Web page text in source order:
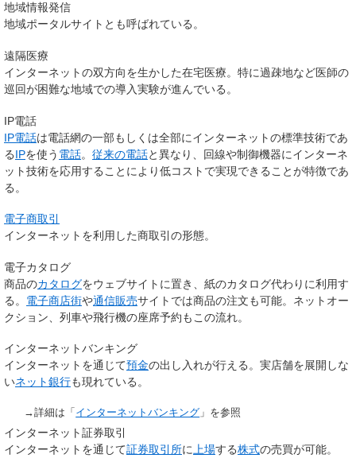
地域情報発信
地域ポータルサイトとも呼ばれている。
遠隔医療
インターネットの双方向を生かした在宅医療。特に過疎地など医師の
巡回が困難な地域での導入実験が進んでいる。
IP電話
IP電話は電話網の一部もしくは全部にインターネットの標準技術であ
るIPを使う 電話。 従来の電話と異なり、回線や制御機器にインターネ
ット技術を応用することにより低コストで実現できることが特徴であ
る。
電子商取引
インターネットを利用した商取引の形態。
電子カタログ
商品のカタログをウェブサイトに置き、紙のカタログ代わりに利用す
る。 電子商店街や通信販売サイトでは商品の注文も可能。ネットオー
クション、列車や飛行機の座席予約もこの流れ。
インターネットバンキング
インターネットを通じて預金の出し入れが行える。実店舗を展開しな
いネット銀行も現れている。
→詳細は「 インターネットバンキング 」を参照
インターネット証券取引
インターネットを通じて証券取引所に上場する株式の売買が可能。